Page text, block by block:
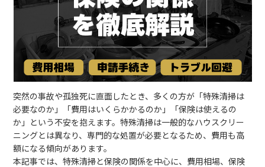
突然の事故や孤独死に直面したとき、多くの方が「特殊清掃は
必要なのか」「費用はいくらかかるのか」「保険は使えるの
か」という不安を抱えます。特殊清掃は一般的なハウスクリー
ニングとは異なり、専門的な処置が必要となるため、費用も高
額になる傾向があります。
本記事では、特殊清掃と保険の関係を中心に、費用相場、保険